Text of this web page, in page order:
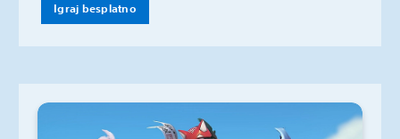
Igraj besplatno